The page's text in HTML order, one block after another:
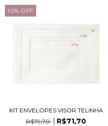
10% OFF
KIT ENVELOPES VISOR TELINHA
R$79,70
R$71,70